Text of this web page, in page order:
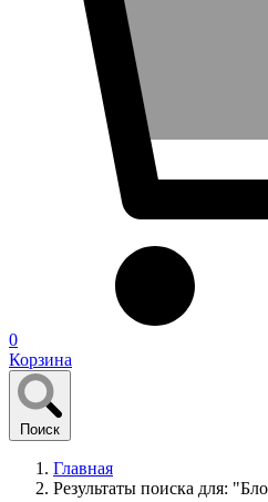
0
Корзина
Поиск
Главная
Результаты поиска для: